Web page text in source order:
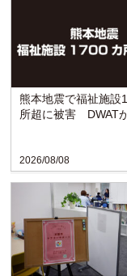
2026/08/08
熊本地震で福祉施設
所超に被害 DWATが